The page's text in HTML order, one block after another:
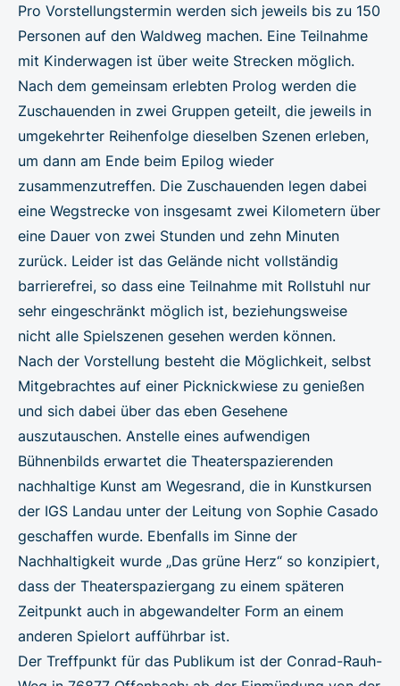
Pro Vorstellungstermin werden sich jeweils bis zu 150
Personen auf den Waldweg machen. Eine Teilnahme
mit Kinderwagen ist über weite Strecken möglich.
Nach dem gemeinsam erlebten Prolog werden die
Zuschauenden in zwei Gruppen geteilt, die jeweils in
umgekehrter Reihenfolge dieselben Szenen erleben,
um dann am Ende beim Epilog wieder
zusammenzutreffen. Die Zuschauenden legen dabei
eine Wegstrecke von insgesamt zwei Kilometern über
eine Dauer von zwei Stunden und zehn Minuten
zurück. Leider ist das Gelände nicht vollständig
barrierefrei, so dass eine Teilnahme mit Rollstuhl nur
sehr eingeschränkt möglich ist, beziehungsweise
nicht alle Spielszenen gesehen werden können.
Nach der Vorstellung besteht die Möglichkeit, selbst
Mitgebrachtes auf einer Picknickwiese zu genießen
und sich dabei über das eben Gesehene
auszutauschen. Anstelle eines aufwendigen
Bühnenbilds erwartet die Theaterspazierenden
nachhaltige Kunst am Wegesrand, die in Kunstkursen
der IGS Landau unter der Leitung von Sophie Casado
geschaffen wurde. Ebenfalls im Sinne der
Nachhaltigkeit wurde „Das grüne Herz“ so konzipiert,
dass der Theaterspaziergang zu einem späteren
Zeitpunkt auch in abgewandelter Form an einem
anderen Spielort aufführbar ist.
Der Treffpunkt für das Publikum ist der Conrad-Rauh-